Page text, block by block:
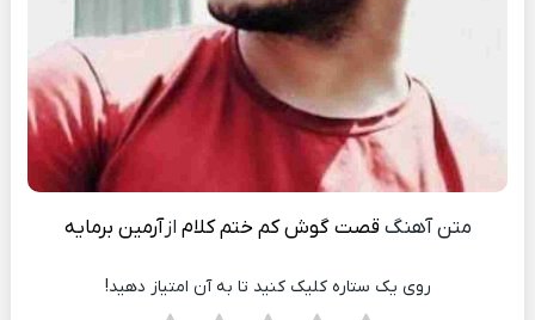
متن آهنگ قصت گوش کم ختم کلام ازآرمین برمایه
روی یک ستاره کلیک کنید تا به آن امتیاز دهید!